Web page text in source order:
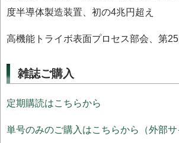
度半導体製造装置、初の4兆円超え
高機能トライボ表面プロセス部会、第
雑誌ご購入
定期購読はこちらから
単号のみのご購入はこちらから（外部サ